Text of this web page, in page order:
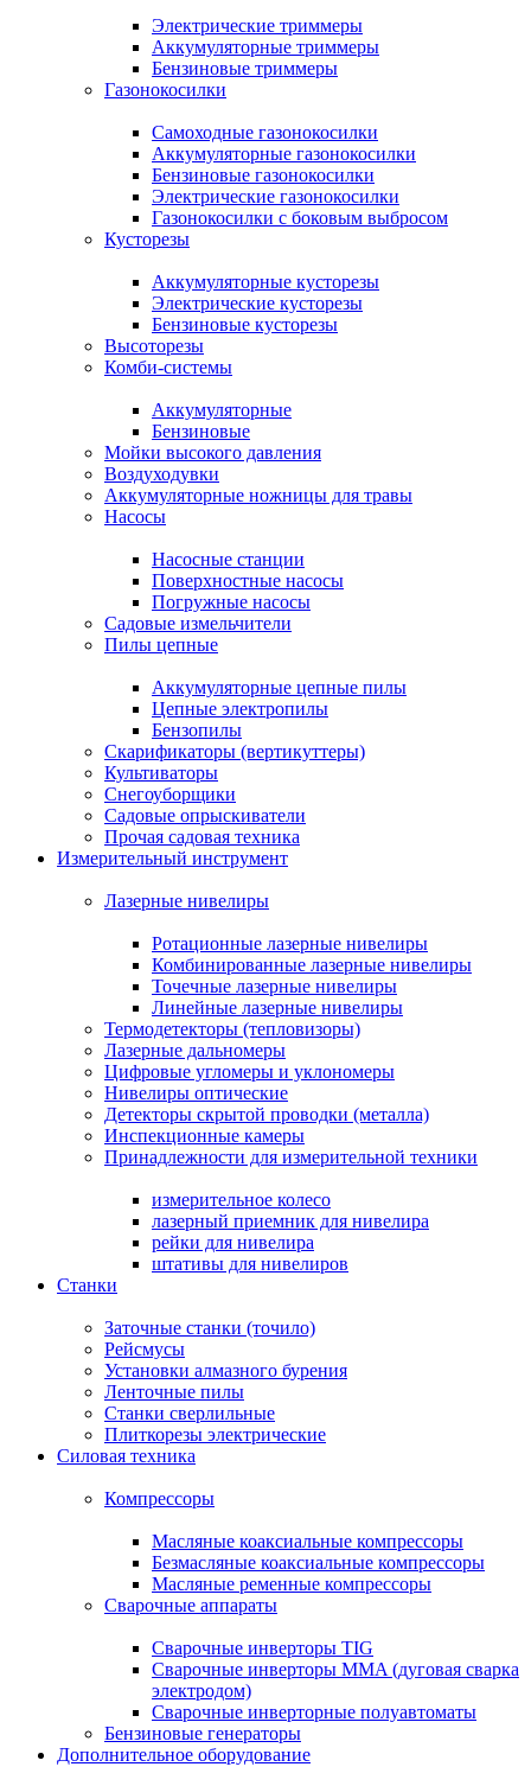
Электрические триммеры
Аккумуляторные триммеры
Бензиновые триммеры
Газонокосилки
Самоходные газонокосилки
Аккумуляторные газонокосилки
Бензиновые газонокосилки
Электрические газонокосилки
Газонокосилки с боковым выбросом
Кусторезы
Аккумуляторные кусторезы
Электрические кусторезы
Бензиновые кусторезы
Высоторезы
Комби-системы
Аккумуляторные
Бензиновые
Мойки высокого давления
Воздуходувки
Аккумуляторные ножницы для травы
Насосы
Насосные станции
Поверхностные насосы
Погружные насосы
Садовые измельчители
Пилы цепные
Аккумуляторные цепные пилы
Цепные электропилы
Бензопилы
Скарификаторы (вертикуттеры)
Культиваторы
Снегоуборщики
Садовые опрыскиватели
Прочая садовая техника
Измерительный инструмент
Лазерные нивелиры
Ротационные лазерные нивелиры
Комбинированные лазерные нивелиры
Точечные лазерные нивелиры
Линейные лазерные нивелиры
Термодетекторы (тепловизоры)
Лазерные дальномеры
Цифровые угломеры и уклономеры
Нивелиры оптические
Детекторы скрытой проводки (металла)
Инспекционные камеры
Принадлежности для измерительной техники
измерительное колесо
лазерный приемник для нивелира
рейки для нивелира
штативы для нивелиров
Станки
Заточные станки (точило)
Рейсмусы
Установки алмазного бурения
Ленточные пилы
Станки сверлильные
Плиткорезы электрические
Силовая техника
Компрессоры
Масляные коаксиальные компрессоры
Безмасляные коаксиальные компрессоры
Масляные ременные компрессоры
Сварочные аппараты
Сварочные инверторы TIG
Сварочные инверторы MMA (дуговая сварка
электродом)
Сварочные инверторные полуавтоматы
Бензиновые генераторы
Дополнительное оборудование